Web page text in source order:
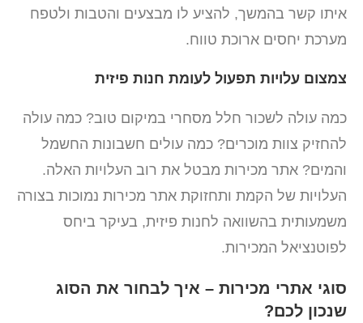
איתו קשר בהמשך, להציע לו מבצעים והטבות ולטפח
מערכת יחסים ארוכת טווח.
צמצום עלויות תפעול לעומת חנות פיזית
כמה עולה לשכור חלל מסחרי במיקום טוב? כמה עולה
להחזיק צוות מוכרים? כמה עולים חשבונות החשמל
והמים? אתר מכירות מבטל את רוב העלויות האלה.
העלויות של הקמת ותחזוקת אתר מכירות נמוכות בצורה
משמעותית בהשוואה לחנות פיזית, בעיקר ביחס
לפוטנציאל המכירות.
סוגי אתרי מכירות – איך לבחור את הסוג
שנכון לכם?